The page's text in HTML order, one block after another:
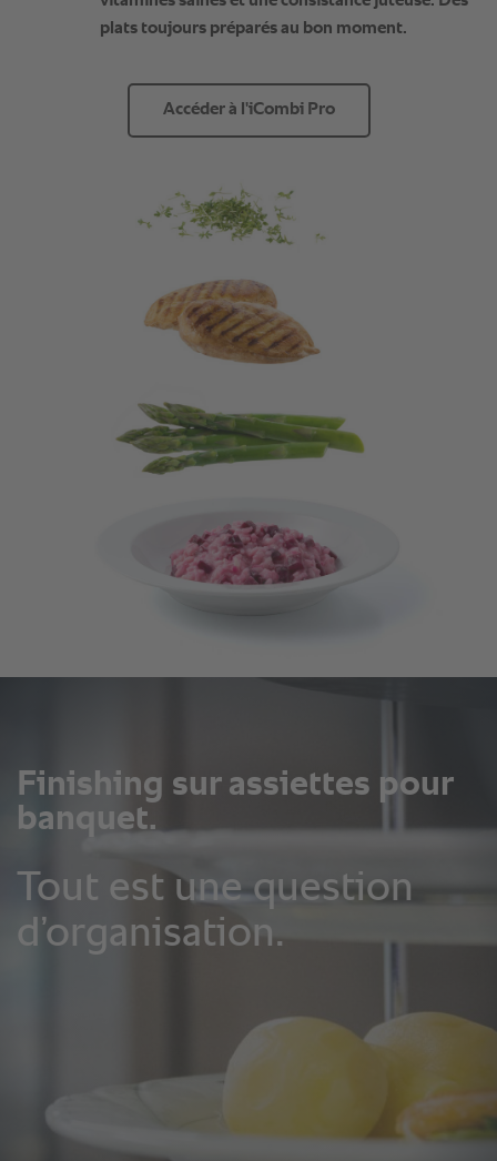
plats toujours préparés au bon moment.
Accéder à l'iCombi Pro